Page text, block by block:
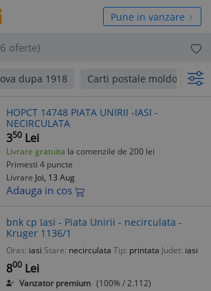
Pune in vanzare
oferte)
dupa 1918 Carti postale moldova
HOPCT 14748 PIATA UNIRII -IASI -
NECIRCULATA
350 Lei
Livrare gratuita la comenzile de 200 lei
Primesti 4 puncte
Livrare Joi, 13 Aug
Adauga in cos
bnk cp Iasi - Piata Unirii - necirculata -
Kruger 1136/1
Oras: iasi Stare: necirculata Tip: printata Judet: iasi
800 Lei
Vanzator premium (100% / 2.112)